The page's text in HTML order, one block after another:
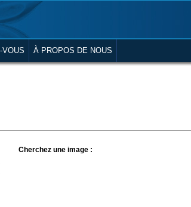
VOUS À PROPOS DE NOUS
Cherchez une image :